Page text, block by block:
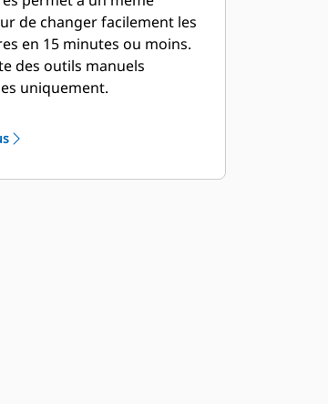
de changer facilement les
en 15 minutes ou moins.
des outils manuels
uniquement.
sûrs font partie de la
Chaque mâchoire reste
le support de mâchoire